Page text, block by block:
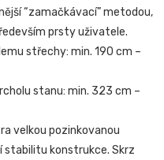
“zamačkávací” metodou,
prsty uživatele.
střechy: min. 190 cm –
stanu: min. 323 cm –
velkou pozinkovanou
stabilitu konstrukce. Skrz